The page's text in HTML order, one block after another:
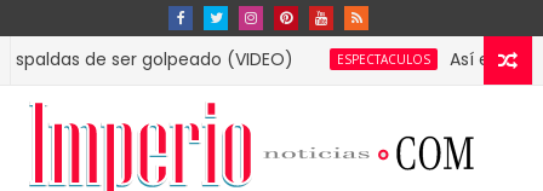
ser golpeado (VIDEO) ESPECTACULOS Así es la lujosa